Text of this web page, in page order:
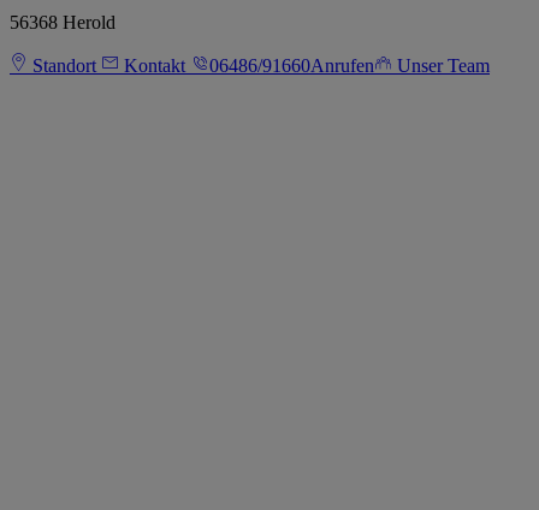
56368 Herold
Standort Kontakt 06486/91660Anrufen Unser Team